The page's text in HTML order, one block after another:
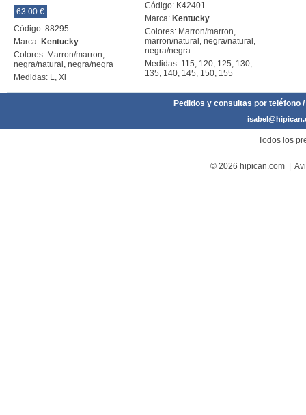
63.00 €
Código: 88295
Marca: Kentucky
Colores: Marron/marron,
negra/natural, negra/negra
Medidas: L, Xl
Código: K42401
Marca: Kentucky
Colores: Marron/marron,
marron/natural, negra/natural,
negra/negra
Medidas: 115, 120, 125, 130,
135, 140, 145, 150, 155
Pedidos y consultas por teléfono
Todos los
© 2026 hipican.com |